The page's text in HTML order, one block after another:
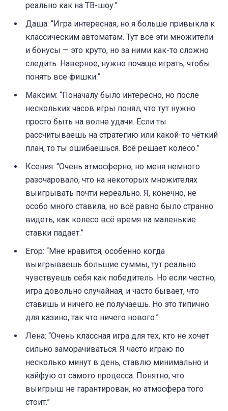
реально как на ТВ-шоу.”
Даша: “Игра интересная, но я больше привыкла к
классическим автоматам. Тут все эти множители
и бонусы — это круто, но за ними как-то сложно
следить. Наверное, нужно почаще играть, чтобы
понять все фишки.”
Максим: “Поначалу было интересно, но после
нескольких часов игры понял, что тут нужно
просто быть на волне удачи. Если ты
рассчитываешь на стратегию или какой-то чёткий
план, то ты ошибаешься. Всё решает колесо.”
Ксения: “Очень атмосферно, но меня немного
разочаровало, что на некоторых множителях
выигрывать почти нереально. Я, конечно, не
особо много ставила, но всё равно было странно
видеть, как колесо всё время на маленькие
ставки падает.”
Егор: “Мне нравится, особенно когда
выигрываешь большие суммы, тут реально
чувствуешь себя как победитель. Но если честно,
игра довольно случайная, и часто бывает, что
ставишь и ничего не получаешь. Но это типично
для казино, так что ничего нового.”
Лена: “Очень классная игра для тех, кто не хочет
сильно заморачиваться. Я часто играю по
несколько минут в день, ставлю минимально и
кайфую от самого процесса. Понятно, что
выигрыш не гарантирован, но атмосфера того
стоит.”